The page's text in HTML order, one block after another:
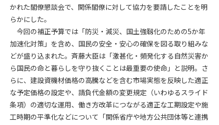
かれた閣僚懇談会で、関係閣僚に対して協力を要請したことを明
らかにした。
今回の補正予算では「防災・減災、国土強靱化のための5か年
加速化対策」を含め、国民の安全・安心の確保を図る取り組みな
どが盛り込まれた。斉藤大臣は「激甚化・頻発化する自然災害か
ら国民の命と暮らしを守り抜くことは最重要の使命」と説明。さ
らに、建設資機材価格の高騰などを含む市場実態を反映した適正
な予定価格の設定や、請負代金額の変更規定（いわゆるスライド
条項）の適切な運用、働き方改革につながる適正な工期設定や施
工時期の平準化などについて「関係省庁や地方公共団体等と連携
第2条（規約の変更）
本規約は、会員の了承を得ることなく、随時変更されることが
あります。変更内容は、建設資料館WEB上に表示した時点で直
ちに全ての会員が了承したものとみなします。
第4条（会員審査および資格の取り消し）
会員とは、本規約を承諾の上、所定の会員申込手続きを完了
後、管理者がこれを承認した者をいいます。
第4条（会員の定義と登録）
1. 管理者は前条により審査の結果、会員申込みをした者が以下